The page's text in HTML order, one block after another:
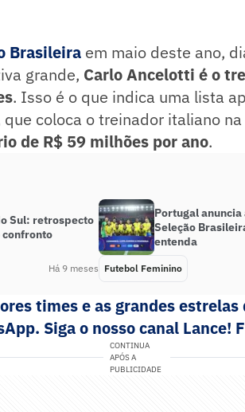
Brasileira em maio deste ano,
grande, Carlo Ancelotti é o
. Isso é o que indica uma lista
que coloca o treinador italiano
de R$ 59 milhões por ano.
Sul: retrospecto
confronto
Há 9 meses
Portugal
Seleção
entenda
Futebol Feminino
times e as grandes
Siga o nosso canal
CONTINUA
APÓS A
PUBLICIDADE